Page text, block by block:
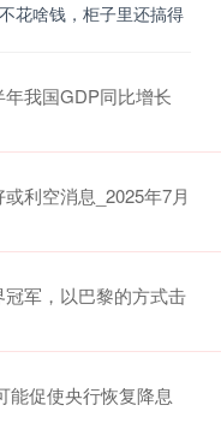
花啥钱，柜子里还搞得
我国GDP同比增长
利空消息_2025年7月
军，以巴黎的方式击
能促使央行恢复降息